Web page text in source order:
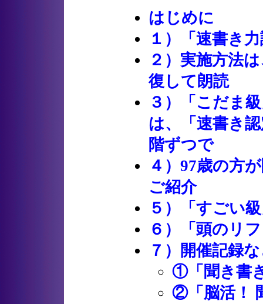
はじめに
１）「速書き
２）実施方法
復して朗読
３）「こだま
は、「速書き
階ずつで
４）97歳の方
ご紹介
５）「すごい
６）「頭のリ
７）開催記録
①「聞き書
②「脳活！